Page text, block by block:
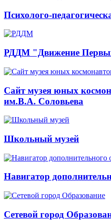
Психолого-
РДДМ "Движение
Сайт музея юных
им.В.А. Соловьева
Школьный музей
Навигатор
Сетевой город